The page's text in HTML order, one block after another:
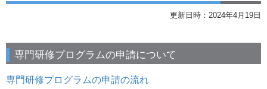
更新日時：2024年4月19日
専門研修プログラムの申請について
専門研修プログラムの申請の流れ